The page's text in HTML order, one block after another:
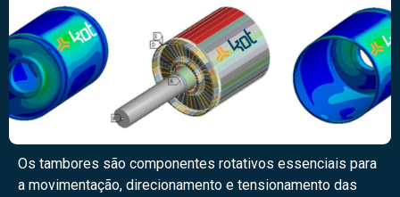
Os tambores são componentes rotativos essenciais para
a movimentação, direcionamento e tensionamento das